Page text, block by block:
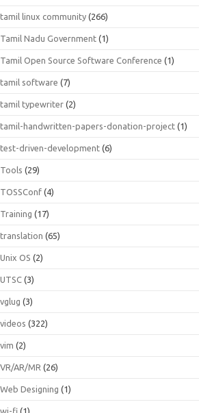
tamil linux community (266)
Tamil Nadu Government (1)
Tamil Open Source Software Conference (1)
tamil software (7)
tamil typewriter (2)
tamil-handwritten-papers-donation-project (1)
test-driven-development (6)
Tools (29)
TOSSConf (4)
Training (17)
translation (65)
Unix OS (2)
UTSC (3)
vglug (3)
videos (322)
vim (2)
VR/AR/MR (26)
Web Designing (1)
wi-fi (1)